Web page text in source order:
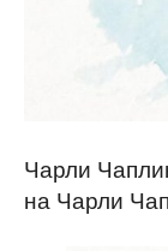
Чарли
на Чарли